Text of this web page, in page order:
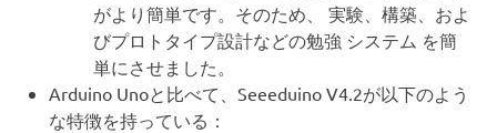
がより簡単です。そのため、 実験、構築、およ
びプロトタイプ設計などの勉強 システム を簡
単にさせました。
Arduino Unoと比べて、Seeeduino V4.2が以下のよう
な特徴を持っている：